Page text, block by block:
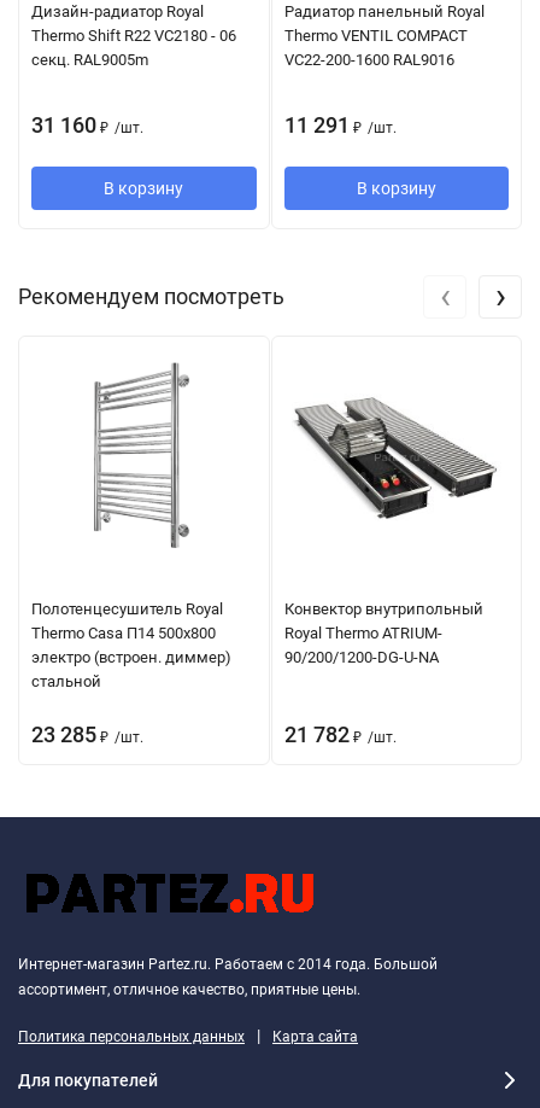
Дизайн-радиатор Royal
Thermo Shift R22 VC2180 - 06
секц. RAL9005m
31 160 ₽ /шт.
В корзину
Радиатор панельный Royal
Thermo VENTIL COMPACT
VC22-200-1600 RAL9016
11 291 ₽ /шт.
В корзину
Рекомендуем посмотреть
Полотенцесушитель Royal
Thermo Casa П14 500х800
электро (встроен. диммер)
стальной
23 285 ₽ /шт.
Конвектор внутрипольный
Royal Thermo ATRIUM-
90/200/1200-DG-U-NA
21 782 ₽ /шт.
‹ ›
Интернет-магазин Partez.ru. Работаем с 2014 года. Большой
ассортимент, отличное качество, приятные цены.
Политика персональных данных | Карта сайта
Для покупателей